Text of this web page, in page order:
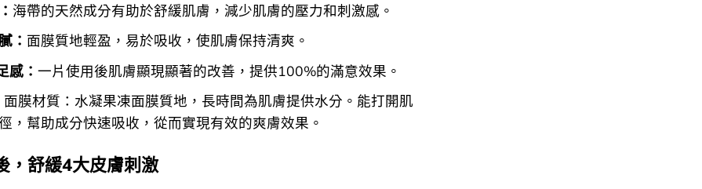
海帶的天然成分有助於舒緩肌膚，減少肌膚的壓力和刺激感。
： 面膜質地輕盈，易於吸收，使肌膚保持清爽。
感： 一片使用後肌膚顯現顯著的改善，提供100%的滿意效果。
膜材質：水凝果凍面膜質地，長時間為肌膚提供水分。能打開肌
，幫助成分快速吸收，從而實現有效的爽膚效果。
，舒緩4大皮膚刺激